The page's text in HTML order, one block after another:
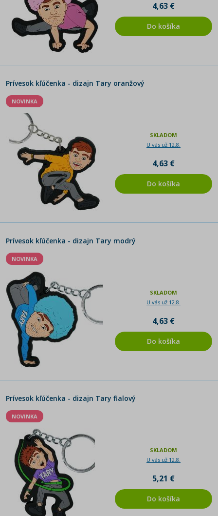
4,63 €
Do košíka
Prívesok kľúčenka - dizajn Tary oranžový
NOVINKA
SKLADOM
U vás už 12.8.
4,63 €
Do košíka
Prívesok kľúčenka - dizajn Tary modrý
NOVINKA
SKLADOM
U vás už 12.8.
4,63 €
Do košíka
Prívesok kľúčenka - dizajn Tary fialový
NOVINKA
SKLADOM
U vás už 12.8.
5,21 €
Do košíka